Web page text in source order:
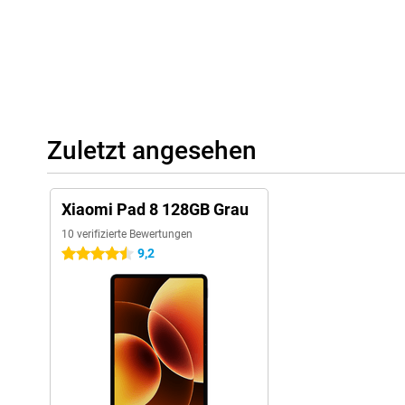
Zuletzt angesehen
Xiaomi Pad 8 128GB Grau
10 verifizierte Bewertungen
4.5 Sterne 9,2